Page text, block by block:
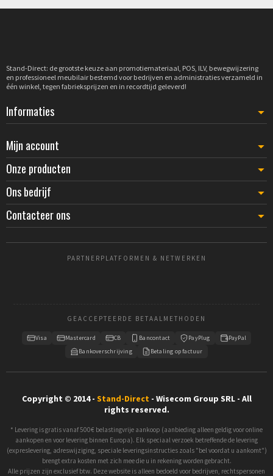
Stand-Direct: de grootste keuze aan promotiemateriaal, POS, ILV, bewegwijzering
en professioneel meubilair bestemd voor bedrijven en administraties verzameld in
één winkel, tegen fabrieksprijzen en in recordtijd geleverd!
Informaties
Mijn account
Onze producten
Ons bedrijf
Contacteer ons
PARTNERPLATFORMEN & NETWERKEN
GEACCEPTEERDE BETAALMETHODEN
Visa Mastercard CB Bancontact PayPlug
PayPal
Bankoverschrijving
Betaling op factuur
Copyright © 2014 - Stand-Direct - Wisecom Group SRL - All
rights reserved.
* Levering is gratis vanaf 500€ belastingvrije aankoop (aanbieding alleen geldig voor online
aankopen en voor levering binnen Europa). Elk speciaal verzoek betreffende de levering
(expreslevering, adreswijziging, speciale leveringsinstructies zoals "bel voordat u aankomt")
brengt extra kosten met zich mee die u in rekening worden gebracht.
Alle prijzen zijn exclusief btw. Deze website is alleen bedoeld voor bedrijven, rechtspersonen